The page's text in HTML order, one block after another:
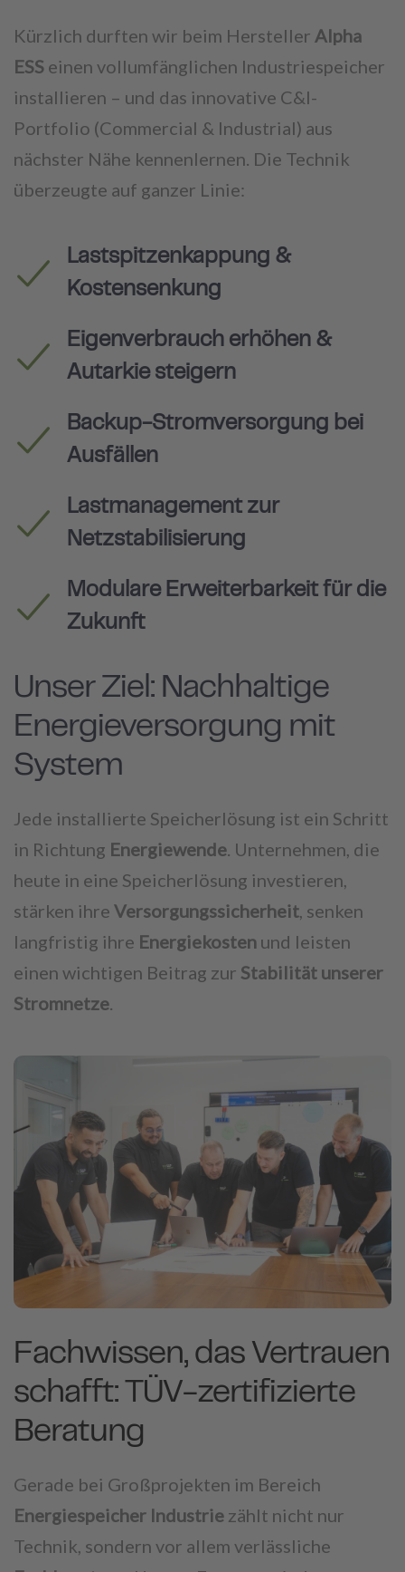
Kürzlich durften wir beim Hersteller Alpha
ESS einen vollumfänglichen Industriespeicher
installieren – und das innovative C&I-
Portfolio (Commercial & Industrial) aus
nächster Nähe kennenlernen. Die Technik
überzeugte auf ganzer Linie:
Lastspitzenkappung &
Kostensenkung
Eigenverbrauch erhöhen &
Autarkie steigern
Backup-Stromversorgung bei
Ausfällen
Lastmanagement zur
Netzstabilisierung
Modulare Erweiterbarkeit für die
Zukunft
Unser Ziel: Nachhaltige
Energieversorgung mit
System
Jede installierte Speicherlösung ist ein Schritt
in Richtung Energiewende . Unternehmen, die
heute in eine Speicherlösung investieren,
stärken ihre Versorgungssicherheit , senken
langfristig ihre Energiekosten und leisten
einen wichtigen Beitrag zur Stabilität unserer
Stromnetze
Fachwissen, das Vertrauen
schafft: TÜV-zertifizierte
Beratung
Gerade bei Großprojekten im Bereich
Energiespeicher Industrie zählt nicht nur
Technik, sondern vor allem verlässliche